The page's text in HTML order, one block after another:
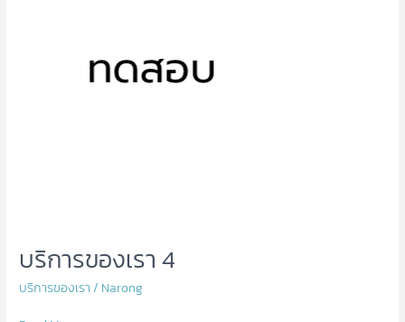
บริการของเรา 4
บริการของเรา / Narong